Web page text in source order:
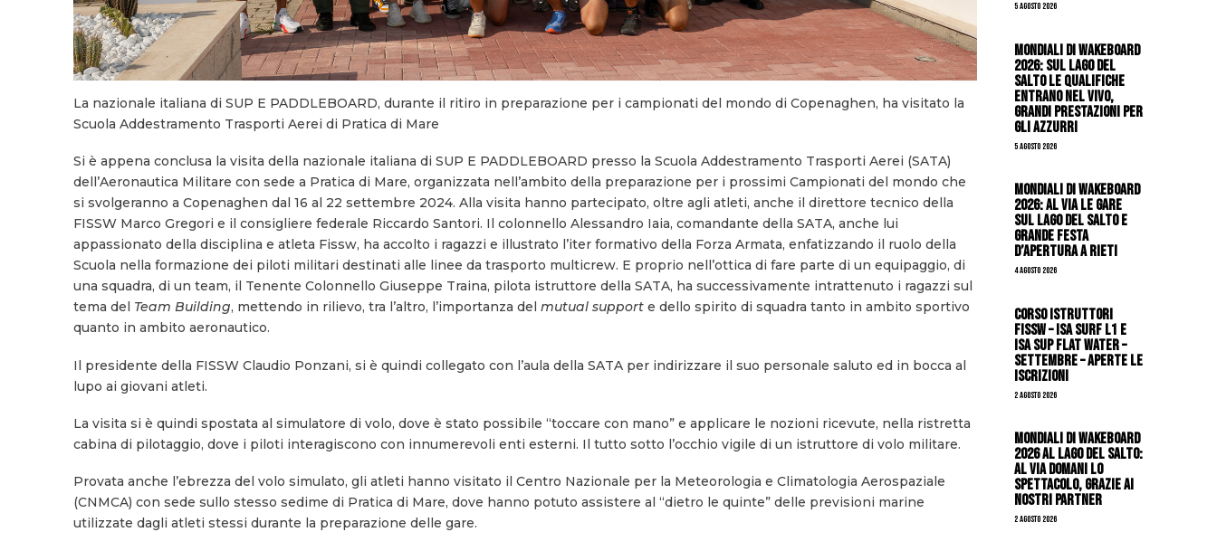
La nazionale italiana di SUP E PADDLEBOARD, durante il ritiro in preparazione per i campionati del mondo di Copenaghen, ha visitato la
Scuola Addestramento Trasporti Aerei di Pratica di Mare
Si è appena conclusa la visita della nazionale italiana di SUP E PADDLEBOARD presso la Scuola Addestramento Trasporti Aerei (SATA)
dell’Aeronautica Militare con sede a Pratica di Mare, organizzata nell’ambito della preparazione per i prossimi Campionati del mondo che
si svolgeranno a Copenaghen dal 16 al 22 settembre 2024. Alla visita hanno partecipato, oltre agli atleti, anche il direttore tecnico della
FISSW Marco Gregori e il consigliere federale Riccardo Santori. Il colonnello Alessandro Iaia, comandante della SATA, anche lui
appassionato della disciplina e atleta Fissw, ha accolto i ragazzi e illustrato l’iter formativo della Forza Armata, enfatizzando il ruolo della
Scuola nella formazione dei piloti militari destinati alle linee da trasporto multicrew. E proprio nell’ottica di fare parte di un equipaggio, di
una squadra, di un team, il Tenente Colonnello Giuseppe Traina, pilota istruttore della SATA, ha successivamente intrattenuto i ragazzi sul
tema del Team Building, mettendo in rilievo, tra l’altro, l’importanza del mutual supporte dello spirito di squadra tanto in ambito sportivo
quanto in ambito aeronautico.
Il presidente della FISSW Claudio Ponzani, si è quindi collegato con l’aula della SATA per indirizzare il suo personale saluto ed in bocca al
lupo ai giovani atleti.
La visita si è quindi spostata al simulatore di volo, dove è stato possibile “toccare con mano” e applicare le nozioni ricevute, nella ristretta
cabina di pilotaggio, dove i piloti interagiscono con innumerevoli enti esterni. Il tutto sotto l’occhio vigile di un istruttore di volo militare.
Provata anche l’ebrezza del volo simulato, gli atleti hanno visitato il Centro Nazionale per la Meteorologia e Climatologia Aerospaziale
(CNMCA) con sede sullo stesso sedime di Pratica di Mare, dove hanno potuto assistere al “dietro le quinte” delle previsioni marine
utilizzate dagli atleti stessi durante la preparazione delle gare.
5 Agosto 2026
Mondiali di Wakeboard
2026: sul Lago del
Salto le qualifiche
entrano nel vivo,
grandi prestazioni per
gli azzurri
5 Agosto 2026
Mondiali di Wakeboard
2026: al via le gare
sul Lago del Salto e
grande festa
d’apertura a Rieti
4 Agosto 2026
CORSO ISTRUTTORI
FISSW – ISA SURF L1 e
ISA SUP Flat Water –
SETTEMBRE – APERTE LE
ISCRIZIONI
2 Agosto 2026
Mondiali di Wakeboard
2026 al Lago del Salto:
al via domani lo
spettacolo, grazie ai
nostri Partner
2 Agosto 2026